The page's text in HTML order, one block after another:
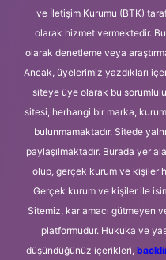
ve İletişim Kurumu (BTK)
olarak hizmet vermektedir.
olarak denetleme veya
Ancak, üyelerimiz yazdıkları
siteye üye olarak bu
sitesi, herhangi bir marka,
bulunmamaktadır. Sitede
paylaşılmaktadır. Burada yer
olup, gerçek kurum ve kişiler
Gerçek kurum ve kişiler ile
Sitemiz, kar amacı gütmeyen
platformudur. Hukuka ve
düşündüğünüz içerikleri,